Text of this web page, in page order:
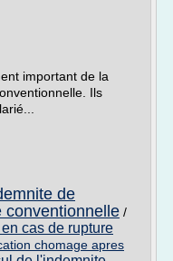
important de la
Ils
de
conventionnelle /
cas de rupture
chomage apres